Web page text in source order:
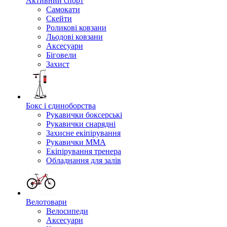
Самокати
Скейти
Роликові ковзани
Льодові ковзани
Аксесуари
Біговели
Захист
Бокс і єдиноборства
Рукавички боксерські
Рукавички снарядні
Захисне екіпірування
Рукавички ММА
Екіпірування тренера
Обладнання для залів
Велотовари
Велосипеди
Аксесуари